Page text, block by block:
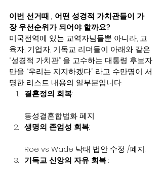
이번 선거때 , 어떤 성경적 가치관들이 가
장 우선순위가 되어야 할까요?
미국전역에 있는 교역자님들뿐 아니라, 교
육자, 기업자, 기독교 리더들이 아래와 같은
“성경적 가치관” 을 고수하는 대통령 후보자
만을 “우리는 지지하겠다” 라고 수만명이 서
명한 리스트 내용의 일부분입니다.
결혼정의 회복:
동성결혼합법화 폐지
생명의 존엄성 회복:
Roe vs Wade 낙태 법안 수정 /폐지.
기독교 신앙의 자유 회복 :